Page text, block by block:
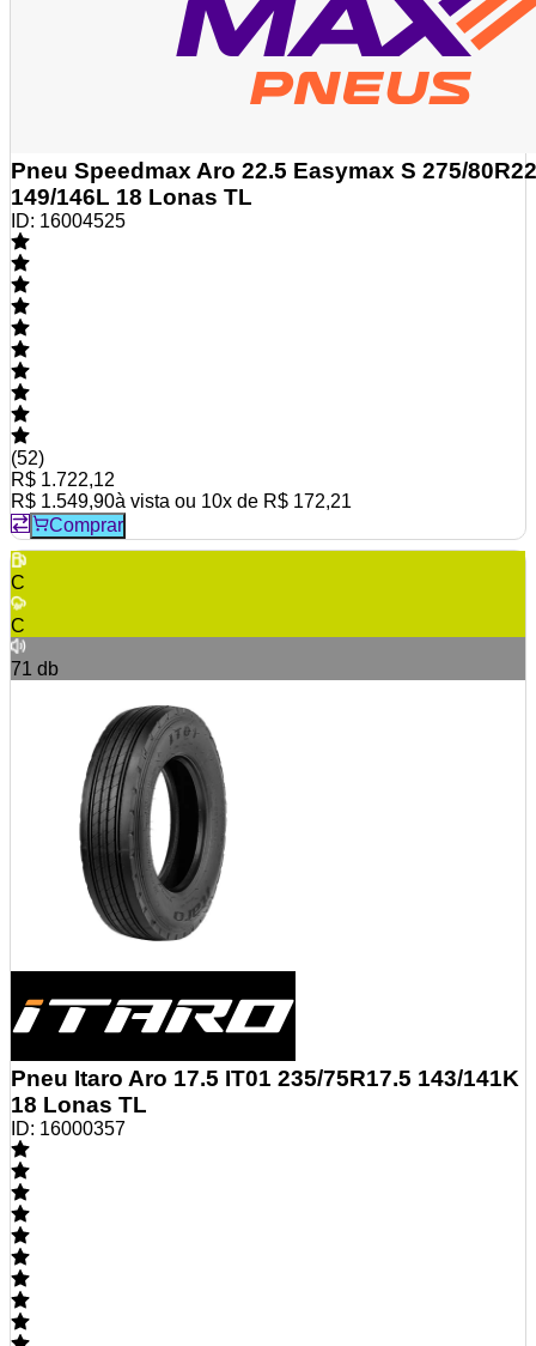
Pneu Speedmax Aro 22.5 Easymax S 275/
149/146L 18 Lonas TL
ID: 16004525
(52)
R$ 1.722,12
R$ 1.549,90à vista ou 10x de R$ 172,21
Comprar
C
C
71 db
Pneu Itaro Aro 17.5 IT01 235/75R17.5 143/141K
18 Lonas TL
ID: 16000357